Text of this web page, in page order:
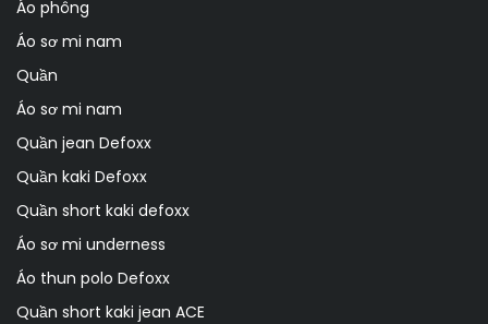
Áo phông
Áo sơ mi nam
Quần
Áo sơ mi nam
Quần jean Defoxx
Quần kaki Defoxx
Quần short kaki defoxx
Áo sơ mi underness
Áo thun polo Defoxx
Quần short kaki jean ACE